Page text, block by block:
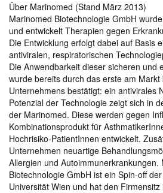
Über Marinomed (Stand März 2013)
Marinomed Biotechnologie GmbH
und entwickelt Therapien gegen
Die Entwicklung erfolgt dabei auf Basis
antiviralen, respiratorischen
Die Anwendbarkeit dieser sicheren und
wurde bereits durch das erste am
Unternehmens bestätigt: ein antivirales
Potenzial der Technologie zeigt sich in
der Marinomed. Diese werden gegen
Kombinationsprodukt für
Hochrisiko-PatientInnen entwickelt.
Unternehmen neuartige
Allergien und Autoimmunerkrankungen.
Biotechnologie GmbH ist ein Spin-off
Universität Wien und hat den